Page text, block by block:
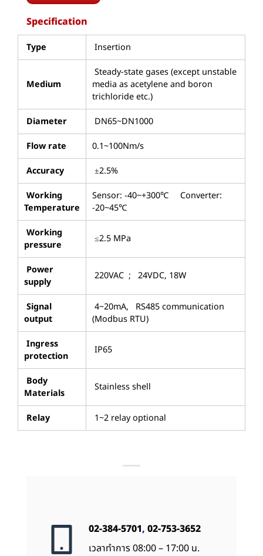
Specification
Type Insertion
Medium
Steady-state gases (except unstable
media as acetylene and boron
trichloride etc.)
Diameter
DN65~DN1000
Flow rate
0.1~100Nm/s
Accuracy
±2.5%
Working
Temperature
Sensor: -40~+300℃ Converter:
-20~45℃
Working
pressure
≤2.5 MPa
Power
supply
220VAC ; 24VDC, 18W
Signal
output
4~20mA, RS485 communication
(Modbus RTU)
Ingress
protection
IP65
Body
Materials
Stainless shell
Relay 1~2 relay optional
02-384-5701, 02-753-3652
เวลาทำการ 08:00 – 17:00 น.